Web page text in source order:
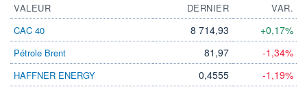
+ PORTEFEUILLE + LISTE
VALEUR DERNIER
VAR.
CAC 40
8 714,93 +0,17%
Pétrole Brent 81,97 -1,34%
HAFFNER ENERGY 0,4555 -1,19%